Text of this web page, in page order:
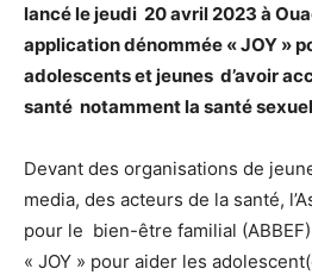
lancé le jeudi 20 avril 2023 à
application dénommée « JOY »
adolescents et jeunes d’avoir
santé notamment la santé
Devant des organisations de
media, des acteurs de la santé,
pour le bien-être familial (ABBEF)
« JOY » pour aider les